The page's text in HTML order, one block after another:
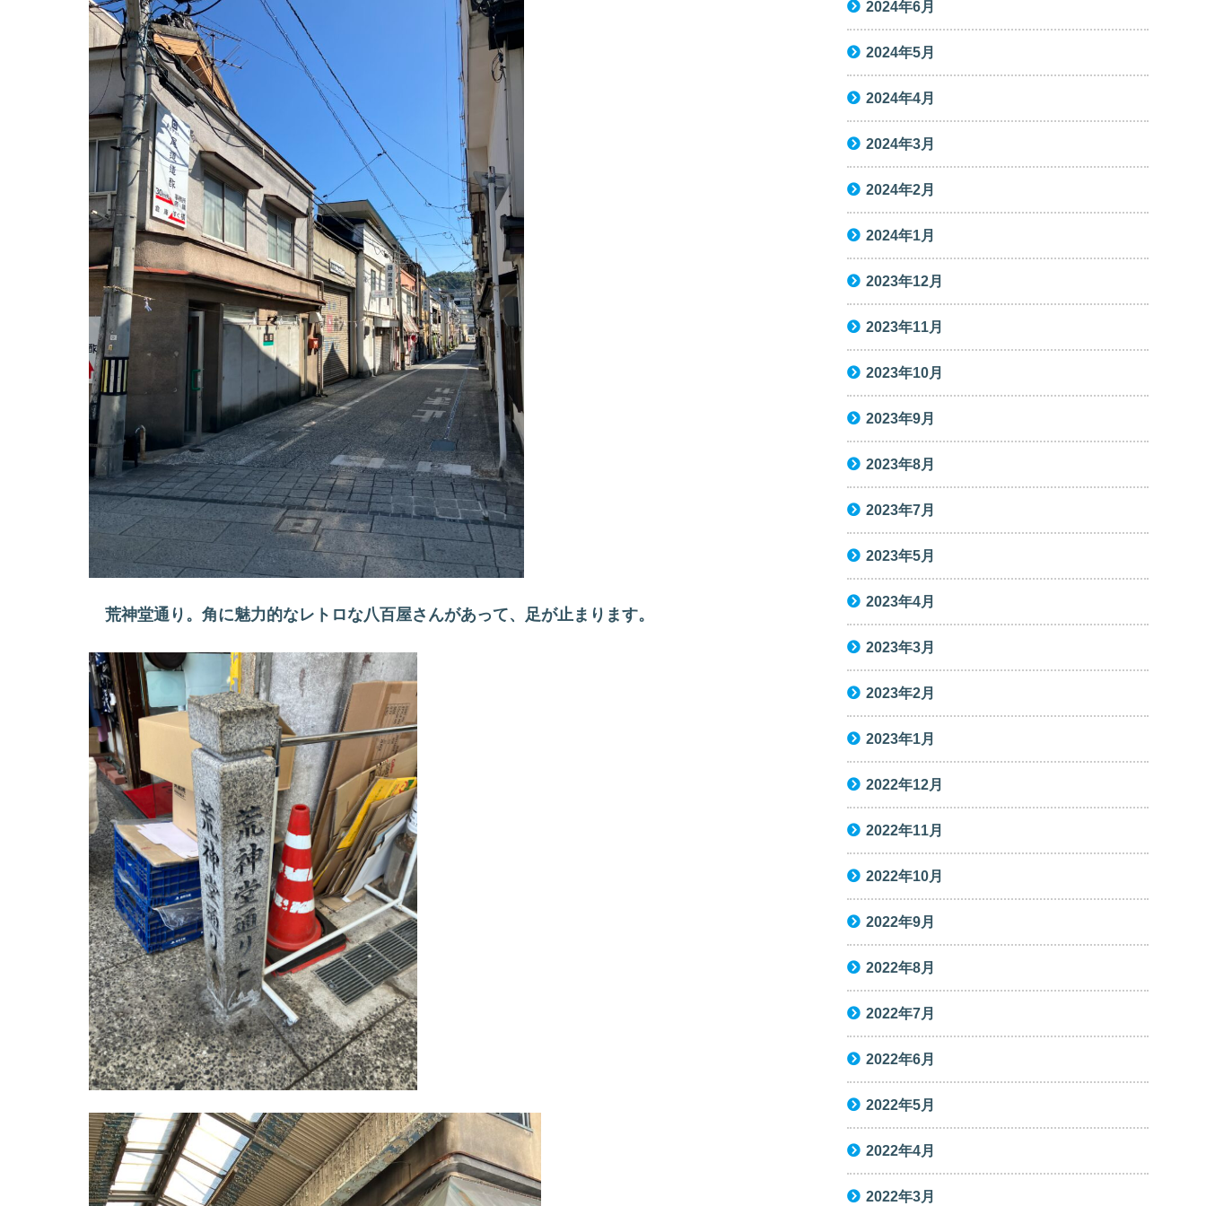
荒神堂通り。角に魅力的なレトロな八百屋さんがあって、足が止まります。
2024年6月
2024年5月
2024年4月
2024年3月
2024年2月
2024年1月
2023年12月
2023年11月
2023年10月
2023年9月
2023年8月
2023年7月
2023年5月
2023年4月
2023年3月
2023年2月
2023年1月
2022年12月
2022年11月
2022年10月
2022年9月
2022年8月
2022年7月
2022年6月
2022年5月
2022年4月
2022年3月